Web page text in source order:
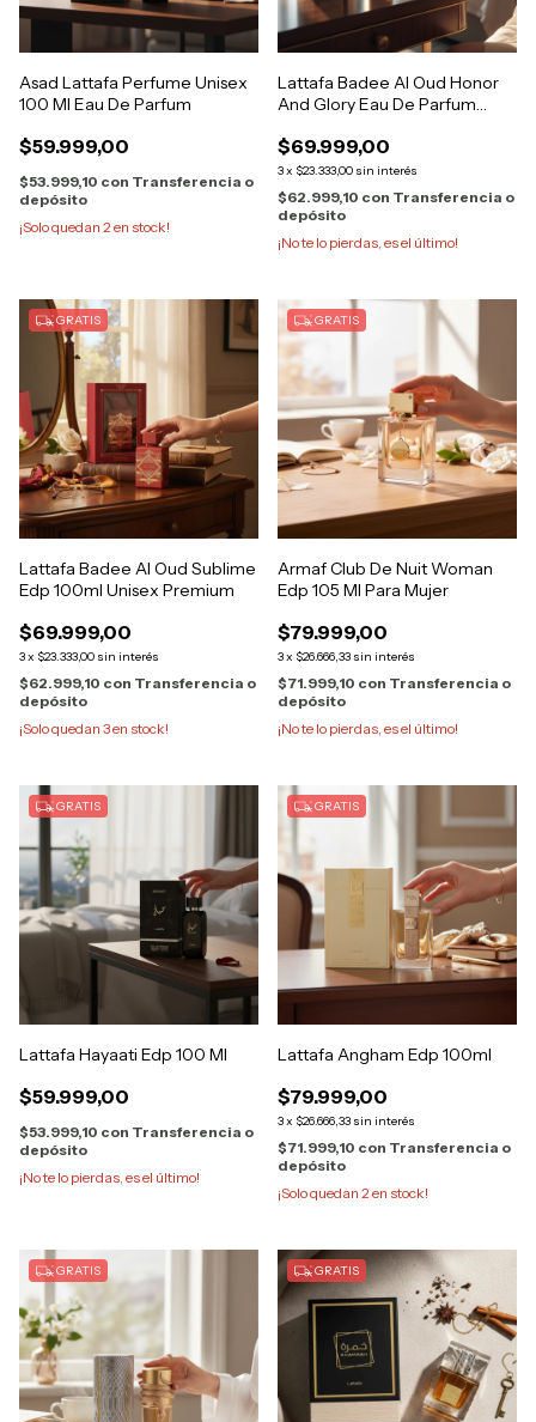
Asad Lattafa Perfume Unisex
100 Ml Eau De Parfum
$59.999,00
$53.999,10 con Transferencia o
depósito
¡Solo quedan 2en stock!
Lattafa Badee Al Oud Honor
And Glory Eau De Parfum
$69.999,00
3x $23.333,00 sin interés
$62.999,10 con Transferencia o
depósito
¡No te lo pierdas, es el último!
GRATIS
Lattafa Badee Al Oud Sublime
Edp 100ml Unisex Premium
$69.999,00
3x $23.333,00 sin interés
$62.999,10 con Transferencia o
depósito
¡Solo quedan 3en stock!
GRATIS
Armaf Club De Nuit Woman
Edp 105 Ml Para Mujer
$79.999,00
3x $26.666,33 sin interés
$71.999,10 con Transferencia o
depósito
¡No te lo pierdas, es el último!
GRATIS
Lattafa Hayaati Edp 100 Ml
$59.999,00
$53.999,10 con Transferencia o
depósito
¡No te lo pierdas, es el último!
GRATIS
Lattafa Angham Edp 100ml
$79.999,00
3x $26.666,33 sin interés
$71.999,10 con Transferencia o
depósito
¡Solo quedan 2en stock!
GRATIS GRATIS